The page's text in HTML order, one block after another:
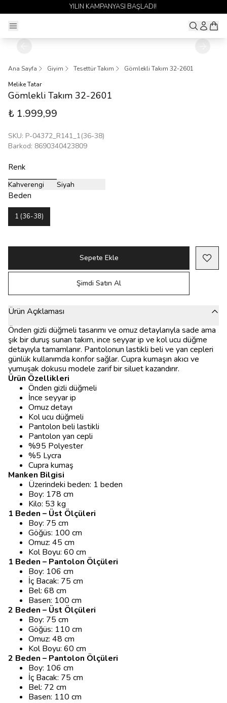
YILIN KAMPANYASI BAŞLADI!
Ana Sayfa Giyim Tesettür Takım
Gömlekli Takım 32-2601
Melike Tatar
Gömlekli Takım 32-2601
₺ 1.999,99
SKU: P-04372_R141_1(36-38)
Barkod: 8690340423809
Renk
Kahverengi Siyah
Beden
1 (36-38)
Sepete Ekle
Şimdi Satın Al
Ürün Açıklaması
Önden gizli düğmeli tasarımı ve omuz detaylarıyla sade ama
şık bir duruş sunan takım, ince seyyar ip ve kol ucu düğme
detayıyla tamamlanır. Pantolonun lastikli beli ve yan cepleri
günlük kullanımda konfor sağlar. Cupra kumaşın akıcı ve
yumuşak dokusu modele zarif bir siluet kazandırır.
Ürün Özellikleri
Önden gizli düğmeli
İnce seyyar ip
Omuz detayı
Kol ucu düğmeli
Pantolon beli lastikli
Pantolon yan cepli
%95 Polyester
%5 Lycra
Cupra kumaş
Manken Bilgisi
Üzerindeki beden: 1 beden
Boy: 178 cm
Kilo: 53 kg
1 Beden – Üst Ölçüleri
Boy: 75 cm
Göğüs: 100 cm
Omuz: 45 cm
Kol Boyu: 60 cm
1 Beden – Pantolon Ölçüleri
Boy: 106 cm
İç Bacak: 75 cm
Bel: 68 cm
Basen: 100 cm
2 Beden – Üst Ölçüleri
Boy: 75 cm
Göğüs: 110 cm
Omuz: 48 cm
Kol Boyu: 60 cm
2 Beden – Pantolon Ölçüleri
Boy: 106 cm
İç Bacak: 75 cm
Bel: 72 cm
Basen: 110 cm